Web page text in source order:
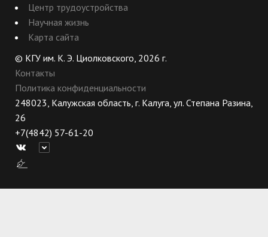
Центр трудоустройства
Научная жизнь
Карта сайта
© КГУ им. К. Э. Циолковского, 2026 г.
Контакты
Политика конфиденциальности
248023, Калужская область, г. Калуга, ул. Степана Разина,
26
+7(4842) 57-61-20